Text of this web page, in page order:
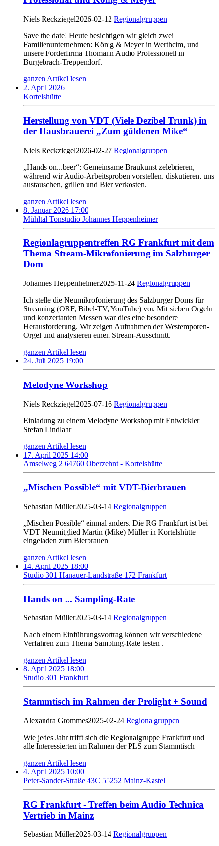
Niels Reckziegel2026-02-12 Regionalgruppen
Save the date! Heute besichtigen wir gleich zwei
Familienunternehmen: König & Meyer in Wertheim, und
unsere Förderfirma Thomann Audio Professionell in
Burgebrach-Treppendorf.
ganzen Artikel lesen
2. April 2026
Kortelshütte
Herstellung von VDT (Viele Dezibel Trunk) in
der Hausbrauerei „Zum güldenen Mike“
Niels Reckziegel2026-02-27 Regionalgruppen
„Hands on...beer“: Gemeinsame Braukunst zelebrieren,
während wir Audio-Arbeitsproben vorstellen, diskutieren, uns
austauschen, grillen und Bier verkosten.
ganzen Artikel lesen
8. Januar 2026 17:00
Mühltal Tonstudio Johannes Heppenheimer
Regionlagruppentreffen RG Frankfurt mit dem
Thema Stream-Mikrofonierung im Salzburger
Dom
Johannes Heppenheimer2025-11-24 Regionalgruppen
Ich stelle die Neumikrofonierung des Salzburger Doms für
Streaming (ORF, Bibel-TV, YouTube) vor. Mit sieben Orgeln
und konzertanten Messen war dies eine besondere
Herausforderung. Wir zeigen Aufnahmen der Westemporen-
Orgel und analysieren einen Stream-Ausschnitt.
ganzen Artikel lesen
24. Juli 2025 19:00
Melodyne Workshop
Niels Reckziegel2025-07-16 Regionalgruppen
Einladung zu einem Melodyne Workshop mit Entwickler
Stefan Lindlahr
ganzen Artikel lesen
17. April 2025 14:00
Amselweg 2 64760 Oberzehnt - Kortelshütte
„Mischen Possible“ mit VDT-Bierbrauen
Sebastian Müller2025-03-14 Regionalgruppen
„Mischen Possible“ einmal anders. Die RG Frankfurt ist bei
VDT Neumitglied Martin (Mike) Müller in Kortelshütte
eingeladen zum Bierbrauen.
ganzen Artikel lesen
14. April 2025 18:00
Studio 301 Hanauer-Landstraße 172 Frankfurt
Hands on ... Sampling-Rate
Sebastian Müller2025-03-14 Regionalgruppen
Nach einem Einführungsvortrag können wir verschiedene
Verfahren zum Thema Sampling-Rate testen .
ganzen Artikel lesen
8. April 2025 18:00
Studio 301 Frankfurt
Stammtisch im Rahmen der Prolight + Sound
Alexandra Grommes2025-02-24 Regionalgruppen
Wie jedes Jahr trifft sich die Regionalgruppe Frankfurt und
alle Interessierten im Rahmen der PLS zum Stammtisch
ganzen Artikel lesen
4. April 2025 10:00
Peter-Sander-Straße 43C 55252 Mainz-Kastel
RG Frankfurt - Treffen beim Audio Technica
Vertrieb in Mainz
Sebastian Müller2025-03-14 Regionalgruppen